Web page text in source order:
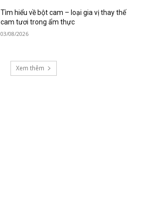
Tìm hiểu về bột cam – loại gia vị thay thế
cam tươi trong ẩm thực
03/08/2026
Xem thêm